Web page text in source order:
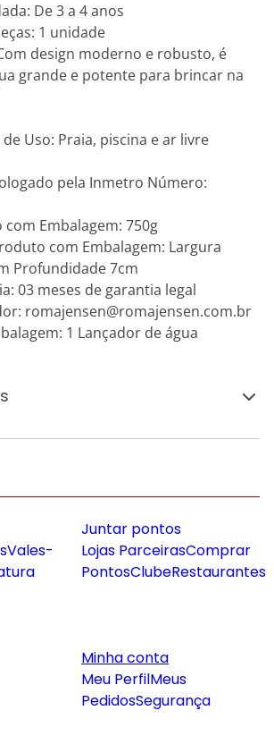
De 3 a 4 anos
1 unidade
design moderno e robusto, é
grande e potente para brincar na
Uso: Praia, piscina e ar livre
pela Inmetro Número:
Embalagem: 750g
com Embalagem: Largura
Profundidade 7cm
03 meses de garantia legal
romajensen@romajensen.com.br
1 Lançador de água
Vales-
Juntar pontos
Lojas ParceirasComprar
PontosClubeRestaurantes
Minha conta
Meu PerfilMeus
PedidosSegurança